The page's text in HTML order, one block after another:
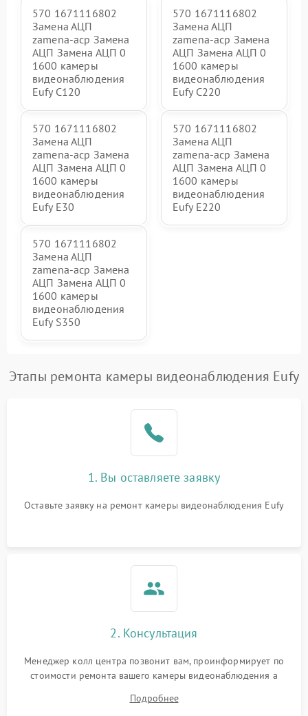
570 1671116802
Замена АЦП
zamena-acp Замена
АЦП Замена АЦП 0
1600 камеры
видеонаблюдения
Eufy C120
570 1671116802
Замена АЦП
zamena-acp Замена
АЦП Замена АЦП 0
1600 камеры
видеонаблюдения
Eufy C220
570 1671116802
Замена АЦП
zamena-acp Замена
АЦП Замена АЦП 0
1600 камеры
видеонаблюдения
Eufy E30
570 1671116802
Замена АЦП
zamena-acp Замена
АЦП Замена АЦП 0
1600 камеры
видеонаблюдения
Eufy E220
570 1671116802
Замена АЦП
zamena-acp Замена
АЦП Замена АЦП 0
1600 камеры
видеонаблюдения
Eufy S350
Этапы ремонта камеры видеонаблюдения Eufy
1. Вы оставляете заявку
Оставьте заявку на ремонт камеры видеонаблюдения Eufy
2. Консультация
Менеджер колл центра позвонит вам, проинформирует по
стоимости ремонта вашего камеры видеонаблюдения а
Подробнее